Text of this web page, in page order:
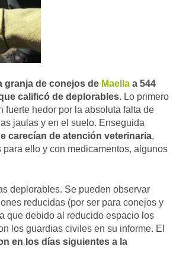
granja de conejos de Maella a 544
calificó de deplorables. Lo primero
fuerte hedor por la absoluta falta de
jaulas y en el suelo. Enseguida
carecían de atención veterinaria,
ello y con medicamentos, algunos
deplorables. Se pueden observar
reducidas (por ser para conejos y
que debido al reducido espacio los
los guardias civiles en su informe. El
en los días siguientes a la